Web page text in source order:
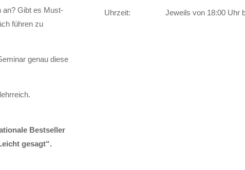
an? Gibt es Must-
führen zu
genau diese
Bestseller
gesagt“.
Uhrzeit: Jeweils von 18:00 Uhr